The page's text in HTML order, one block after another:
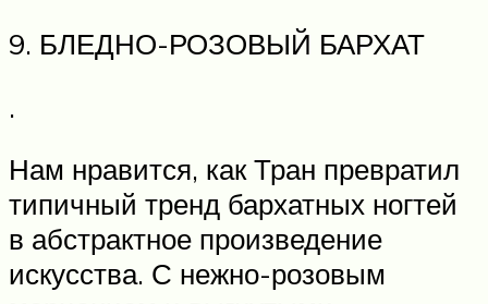
9. БЛЕДНО-РОЗОВЫЙ БАРХАТ
.
Нам нравится, как Тран превратил
типичный тренд бархатных ногтей
в абстрактное произведение
искусства. С нежно-розовым